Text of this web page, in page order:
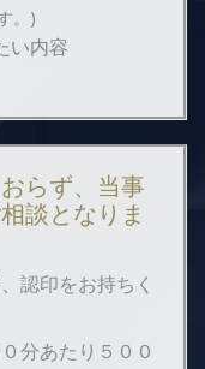
。)
い内容
らず、当事
談となりま
認印をお持ちく
分あたり５００